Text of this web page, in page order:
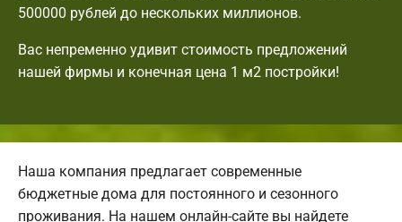
500000 рублей до нескольких миллионов.
Вас непременно удивит стоимость предложений
нашей фирмы и конечная цена 1 м2 постройки!
Наша компания предлагает современные
бюджетные дома для постоянного и сезонного
проживания. На нашем онлайн-сайте вы найдете